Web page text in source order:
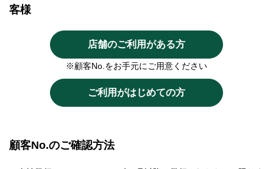
客様
店舗のご利用がある方
※顧客No.をお手元にご用意ください
ご利用がはじめての方
顧客No.のご確認方法